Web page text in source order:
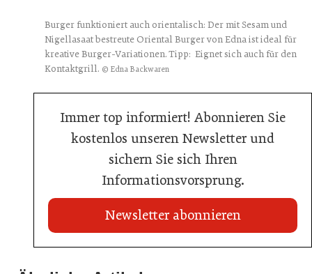
Burger funktioniert auch orientalisch: Der mit Sesam und
Nigellasaat bestreute Oriental Burger von Edna ist ideal für
kreative Burger-Variationen. Tipp: Eignet sich auch für den
Kontaktgrill. © Edna Backwaren
Immer top informiert! Abonnieren Sie
kostenlos unseren Newsletter und
sichern Sie sich Ihren
Informationsvorsprung.
Newsletter abonnieren